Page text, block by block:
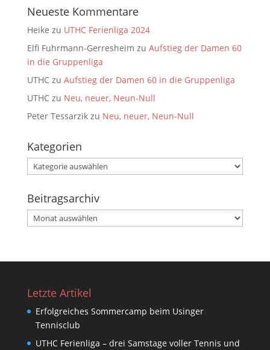
Neueste Kommentare
Heike zu UTHC Ferienliga 2024
Elfi Fuhrmann-Gerresheim zu Aufstieg der Damen 60
in die Gruppenliga
UTHCzu Aufstieg der Damen 60 in die Gruppenliga
UTHCzu Neu, neuer, Neun-Null
Peter Tessarzikzu Neu, neuer, Neun-Null
Kategorien
Kategorien
Beitragsarchiv
Beitragsarchiv
Letzte Artikel
Erfolgreiches Sommercamp beim Usinger
Tennisclub
UTHC Ferienliga – drei Samstage voller Tennis und